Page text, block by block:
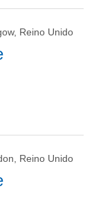
Reino Unido
Reino Unido